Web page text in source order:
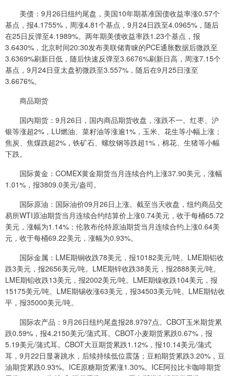
美债：9月26日纽约尾盘，美国10年期基准国债收益率涨0.57个
基点，报4.1755%，周涨4.81个基点，9月24日跌至4.0965%，随后
在25日反弹至4.1989%。两年期美债收益率跌1.23个基点，报
3.6430%，北京时间20:30发布美联储青睐的PCE通胀数据后微跌至
3.6369%刷新日低，随后快速反弹至3.6676%刷新日高，周涨7.15个
基点，9月24日亚太盘初微跌至3.557%，随后在9月25日涨至
3.6676%。
商品期货
国内期货：9月26日，国内商品期货收盘，涨跌不一。红枣、沪
银等涨超2%，LU燃油、菜籽油等涨逾1%，玉米、花生等小幅上涨；
焦炭、焦煤跌超2%，铁矿石、螺纹钢等跌超1%，棉花、生猪等小幅
下跌。
国际黄金：COMEX黄金期货当月连续合约上涨37.90美元，涨幅
1.01%，报3809.0美元/盎司。
国际原油：国际油价09月26日上涨。截至当天收盘，纽约商品交
易所WTI原油期货当月连续合约结算价上涨0.74美元，收于每桶65.72
美元，涨幅为1.14%；伦敦布伦特原油期货当月连续合约上涨0.64美
元，收于每桶69.22美元，涨幅为0.93%。
国际金属：LME期铜收跌78美元，报10182美元/吨。LME期铝收
跌3美元，报2656美元/吨。LME期锌收跌38美元，报2888美元/吨。
LME期铅收跌13美元，报2002美元/吨。LME期镍收跌104美元，报
15175美元/吨。LME期锡收涨63美元，报34503美元/吨。LME期钴收
平，报35000美元/吨。
国际农产品：9月26日纽约尾盘报28.9797点。CBOT玉米期货累
跌0.59%，报4.2150美元/蒲式耳。CBOT小麦期货累跌0.67%，报
5.19美元/蒲式耳。CBOT大豆期货累跌1.12%，报10.14美元/蒲式
耳，9月22日显著跳水，后续持续低位震荡；豆粕期货累跌3.20%，豆
油期货累跌0.93%。ICE原糖期货累涨1.30%。ICE阿拉比卡咖啡期货